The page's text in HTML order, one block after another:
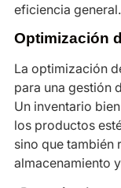
eficiencia general.
Optimización
La optimización
para una gestión
Un inventario
los productos
sino que también
almacenamiento